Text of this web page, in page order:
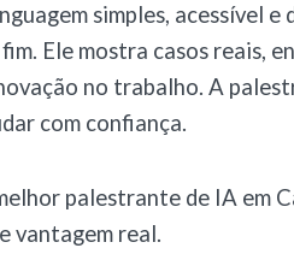
simples, acessível e
Ele mostra casos reais,
no trabalho. A
com confiança.
palestrante de IA em
vantagem real.